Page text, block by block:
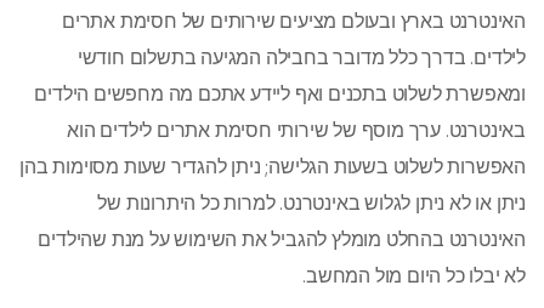
האינטרנט בארץ ובעולם מציעים שירותים של חסימת אתרים
לילדים. בדרך כלל מדובר בחבילה המגיעה בתשלום חודשי
ומאפשרת לשלוט בתכנים ואף ליידע אתכם מה מחפשים הילדים
באינטרנט. ערך מוסף של שירותי חסימת אתרים לילדים הוא
האפשרות לשלוט בשעות הגלישה; ניתן להגדיר שעות מסוימות בהן
ניתן או לא ניתן לגלוש באינטרנט. למרות כל היתרונות של
האינטרנט בהחלט מומלץ להגביל את השימוש על מנת שהילדים
לא יבלו כל היום מול המחשב.